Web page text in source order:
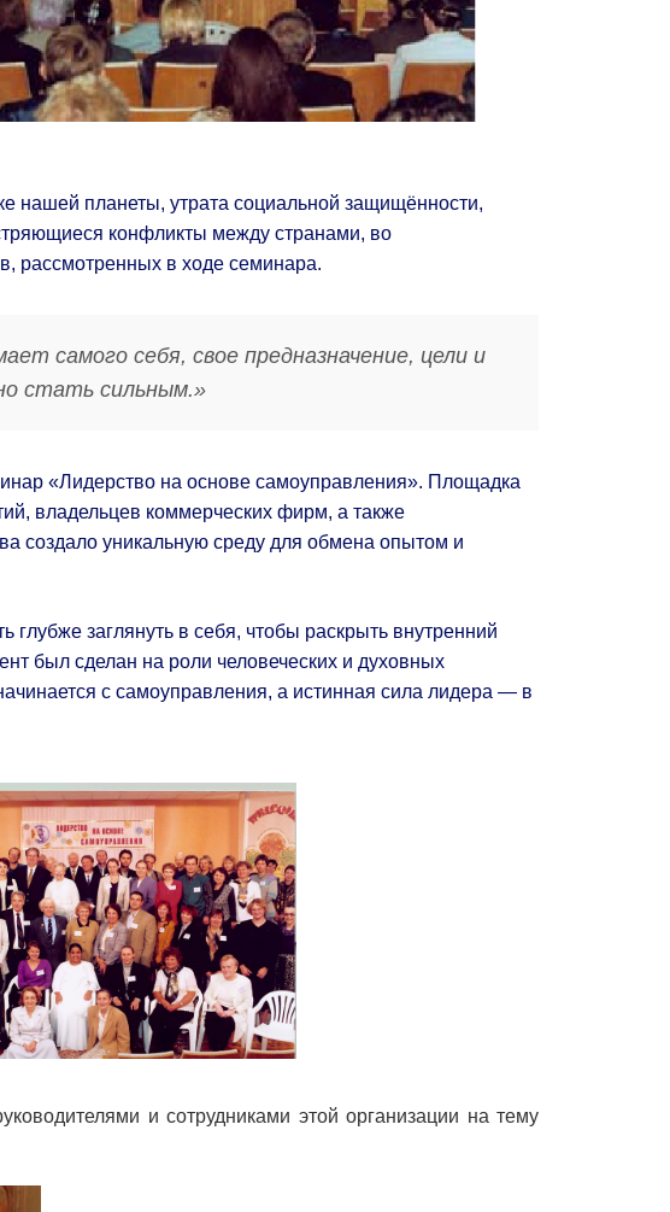
нашей планеты, утрата социальной защищённости,
конфликты между странами, во
рассмотренных в ходе семинара.
самого себя, свое предназначение, цели и
стать сильным.»
«Лидерство на основе самоуправления». Площадка
владельцев коммерческих фирм, а также
создало уникальную среду для обмена опытом и
заглянуть в себя, чтобы раскрыть внутренний
был сделан на роли человеческих и духовных
с самоуправления, а истинная сила лидера — в
и сотрудниками этой организации на тему